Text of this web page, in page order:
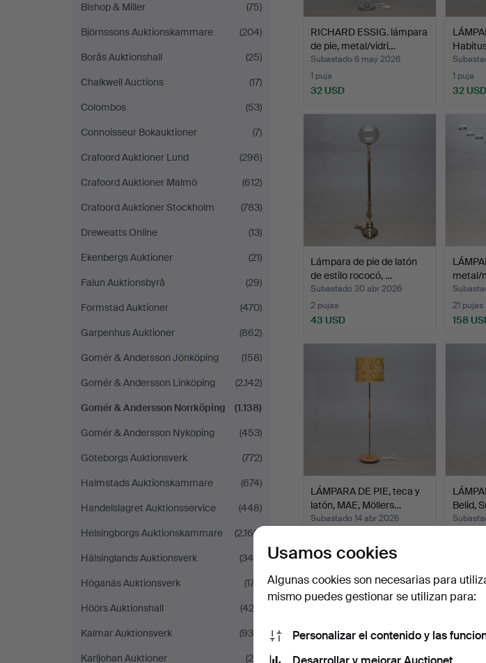
Bishop & Miller
(75)
Björnssons Auktionskammare
(204)
Borås Auktionshall
(25)
Chalkwell Auctions
(17)
Colombos
(53)
Connoisseur Bokauktioner
(7)
Crafoord Auktioner Lund
(296)
Crafoord Auktioner Malmö
(612)
Crafoord Auktioner Stockholm
(783)
Dreweatts Online
(13)
Ekenbergs Auktioner
(21)
Falun Auktionsbyrå
(29)
Formstad Auktioner
(470)
Garpenhus Auktioner
(862)
Gomér & Andersson Jönköping
(158)
Gomér & Andersson Linköping
(2.142)
Gomér & Andersson Norrköping
(1.138)
Gomér & Andersson Nyköping
(453)
Göteborgs Auktionsverk
(772)
Halmstads Auktionskammare
(674)
Handelslagret Auktionsservice
(448)
Helsingborgs Auktionskammare
(2.168)
Hälsinglands Auktionsverk
(344)
Höganäs Auktionsverk
(177)
Höörs Auktionshall
(423)
Kalmar Auktionsverk
(930)
Karljohan Auktioner
(20)
RICHARD ESSIG. lámpara
de pie, metal/vidri…
Subastado 6 may 2026
1 puja
32 USD
1 puja
32 USD
Lámpara de pie de latón
de estilo rococó, …
Subastado 30 abr 2026
2 pujas
43 USD
metal/
Bank…
21 pujas
158
LÁMPARA DE PIE, teca y
latón, MAE, Möllers…
Subastado 14 abr 2026
32 USD
Belid,
Usamos cookies
Algunas cookies son necesarias para
mismo puedes gestionar se utilizan para:
Personalizar el contenido y las